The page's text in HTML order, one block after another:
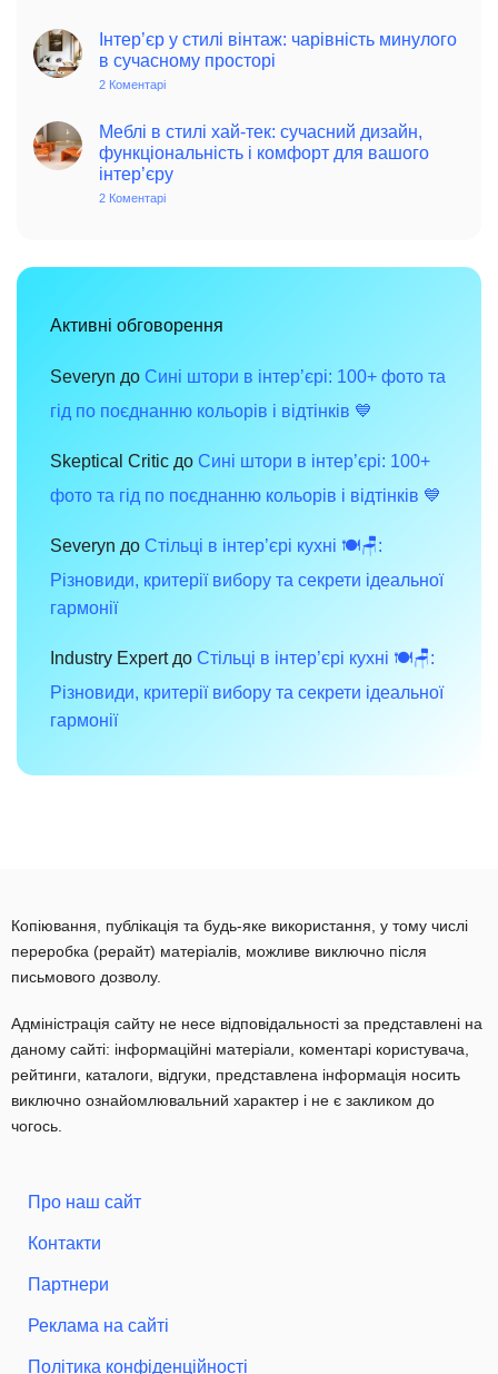
особливості
та
поради
–
джерело
позитиву
інтер’єрі
Інтер’єр у стилі вінтаж: чарівність минулого
в сучасному просторі
2 Коментарі
стилі
вінтаж:
чарівність
минулого
в
Меблі в стилі хай-тек: сучасний дизайн,
функціональність і комфорт для вашого
інтер’єру
2 Коментарі
тек:
і
вашого
інтер’єру
Активні обговорення
Severyn до Сині штори в інтер’єрі: 100+ фото та
гід по поєднанню кольорів і відтінків 💙
Skeptical Critic до Сині штори в інтер’єрі: 100+
фото та гід по поєднанню кольорів і відтінків 💙
Severyn до Стільці в інтер’єрі кухні 🍽️🪑:
Різновиди, критерії вибору та секрети ідеальної
гармонії
Industry Expertдо Стільці в інтер’єрі кухні 🍽️🪑:
Різновиди, критерії вибору та секрети ідеальної
гармонії
Копіювання, публікація та будь-яке використання, у тому числі
переробка (рерайт) матеріалів, можливе виключно після
письмового дозволу.
Адміністрація сайту не несе відповідальності за представлені на
даному сайті: інформаційні матеріали, коментарі користувача,
рейтинги, каталоги, відгуки, представлена інформація носить
виключно ознайомлювальний характер і не є закликом до
чогось.
Про наш сайт
Контакти
Партнери
Реклама на сайті
Політика конфіденційності